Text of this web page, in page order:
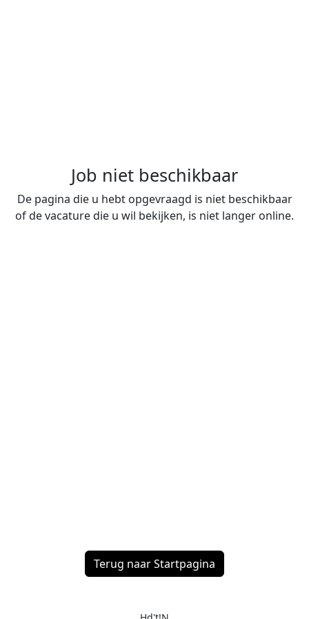
Job niet beschikbaar
De pagina die u hebt opgevraagd is niet beschikbaar
of de vacature die u wil bekijken, is niet langer online.
Terug naar Startpagina